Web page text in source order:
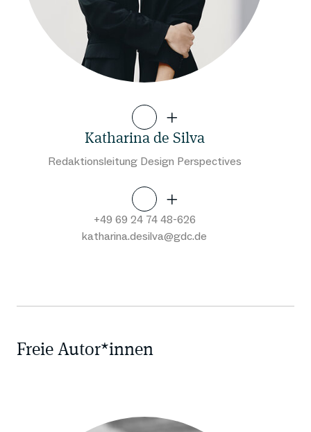
Katharina de Silva
Redaktionsleitung Design Perspectives
+49 69 24 74 48-626
katharina.desilva@gdc.de
Freie Autor*innen